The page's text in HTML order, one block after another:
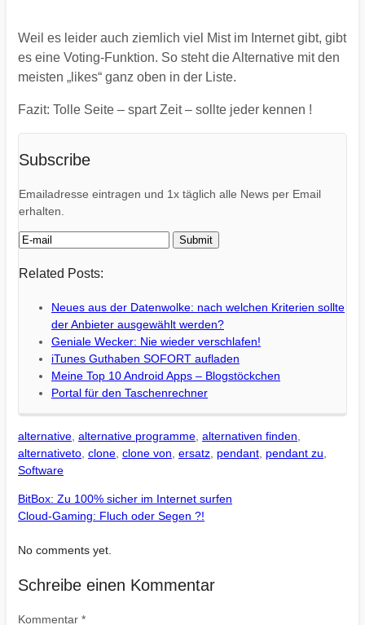
Weil es leider auch ziemlich viel Mist im Internet gibt, gibt
es eine Voting-Funktion. So steht die Alternative mit den
meisten „likes“ ganz oben in der Liste.
Fazit: Tolle Seite – spart Zeit – sollte jeder kennen !
Subscribe
Emailadresse eintragen und 1x täglich alle News per Email
erhalten.
Related Posts:
Neues aus der Datenwolke: nach welchen Kriterien sollte
der Anbieter ausgewählt werden?
Geniale Wecker: Nie wieder verschlafen!
iTunes Guthaben SOFORT aufladen
Meine Top 10 Android Apps – Blogstöckchen
Portal für den Taschenrechner
alternative alternative programme alternativen finden
alternativeto clone clone von ersatz pendant pendant zu
Software
BitBox: Zu 100% sicher im Internet surfen
Cloud-Gaming: Fluch oder Segen ?!
No comments yet.
Schreibe einen Kommentar
Kommentar *